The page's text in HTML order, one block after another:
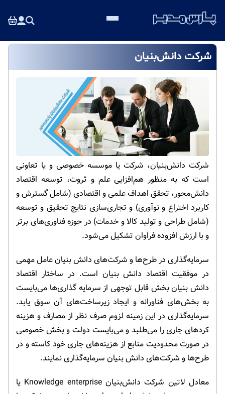
شرکت دانش‌بنیان
شرکت دانش‌بنیان، شرکت یا موسسه­‌ خصوصی و یا تعاونی
است که به منظور هم‌افزایی علم و ثروت، توسعه اقتصاد
دانش‌محور، تحقق اهداف علمی و اقتصادی (شامل گسترش و
کاربرد اختراع و نوآوری) و تجاری­‌سازی نتایج تحقیق و توسعه
(شامل طراحی و تولید کالا و خدمات) در حوزه فناوری­‌های برتر
و با ارزش افزوده­ فراوان تشکیل می‌شود.
سرمایه‌گذاری در طرح‌ها و شرکت‌های دانش بنیان عامل مهمی
در موفقیت اقتصاد دانش بنیان است. در ساختار اقتصاد
دانش بنیان بخش قابل توجهی از سرمایه گذاری‌ها می‌بایست
به بخش‌های فناورانه و ایجاد زیرساخت‌های آن سوق یابد.
سرمایه‌گذاری در این زمینه لزوم صرف نظر از مصارف و هزینه
کردهای جاری را می‌طلبد و می‌بایست دولت و بخش خصوصی
در صورت محدودیت منابع از هزینه‌های جاری خود کاسته و در
طرح‌ها و شرکت‌های دانش بنیان سرمایه‌گذاری نمایند.
معادل لاتین شرکت دانش‌بنیان Knowledge enterprise یا